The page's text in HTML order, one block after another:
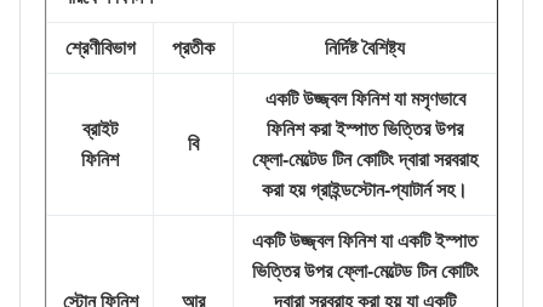
শ্রেণীবিভাগ প্রতীক নির্দিষ্ট বৈশিষ্ট্য
ব্রাইট
ফিনিশ
বি
একটি উজ্জ্বল ফিনিশ যা মসৃণভাবে
ফিনিশ করা ইস্পাত ভিত্তির উপর
ফ্লো-মেল্টেড টিন কোটিং দ্বারা সরবরাহ
করা হয় গ্রাইন্ডস্টোন-প্যাটার্ন সহ।
স্টোন ফিনিশ আর
একটি উজ্জ্বল ফিনিশ যা একটি ইস্পাত
ভিত্তির উপর ফ্লো-মেল্টেড টিন কোটিং
দ্বারা সরবরাহ করা হয় যা একটি